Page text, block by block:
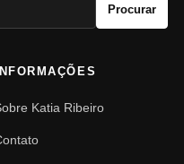
Procurar
INFORMAÇÕES
Katia Ribeiro